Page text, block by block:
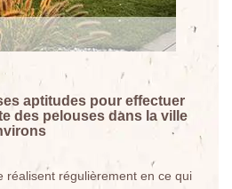
aptitudes pour effectuer
des pelouses dans la ville
réalisent régulièrement en ce qui